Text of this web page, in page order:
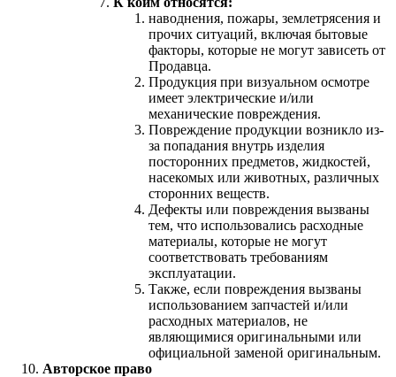
наводнения, пожары, землетрясения и
прочих ситуаций, включая бытовые
факторы, которые не могут зависеть от
Продавца.
Продукция при визуальном осмотре
имеет электрические и/или
механические повреждения.
Повреждение продукции возникло из-
за попадания внутрь изделия
посторонних предметов, жидкостей,
насекомых или животных, различных
сторонних веществ.
Дефекты или повреждения вызваны
тем, что использовались расходные
материалы, которые не могут
соответствовать требованиям
эксплуатации.
Также, если повреждения вызваны
использованием запчастей и/или
расходных материалов, не
являющимися оригинальными или
официальной заменой оригинальным.
Авторское право